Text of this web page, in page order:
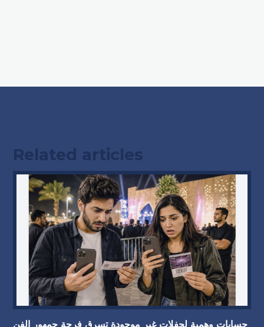
Related articles
حسابات وهمية لحفلات غير موجودة تسرق فرحة جمهور الفن